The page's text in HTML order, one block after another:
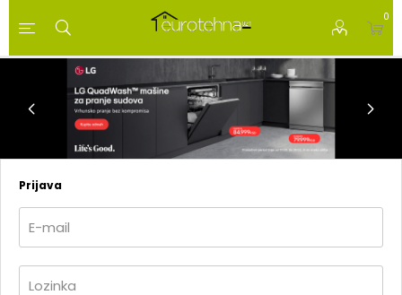
0
Prijava